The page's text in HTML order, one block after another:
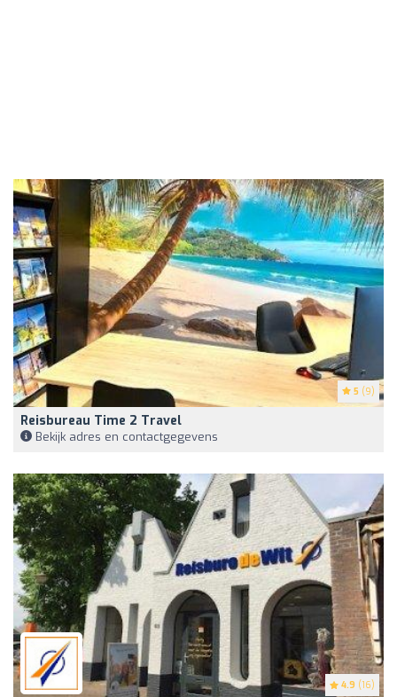
5 (9)
Reisbureau Time 2 Travel
Bekijk adres en contactgegevens
4.9 (16)